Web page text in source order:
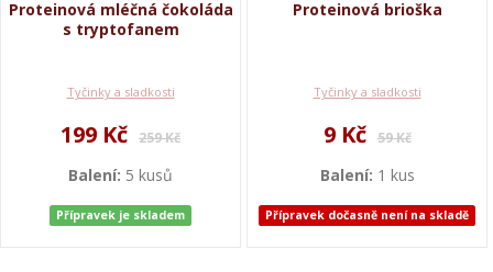
Proteinová mléčná čokoláda
s tryptofanem
Tyčinky a sladkosti
199 Kč 259 Kč
Balení: 5 kusů
Přípravek je skladem
Proteinová brioška
Tyčinky a sladkosti
9 Kč 59 Kč
Balení: 1 kus
Přípravek dočasně není na skladě